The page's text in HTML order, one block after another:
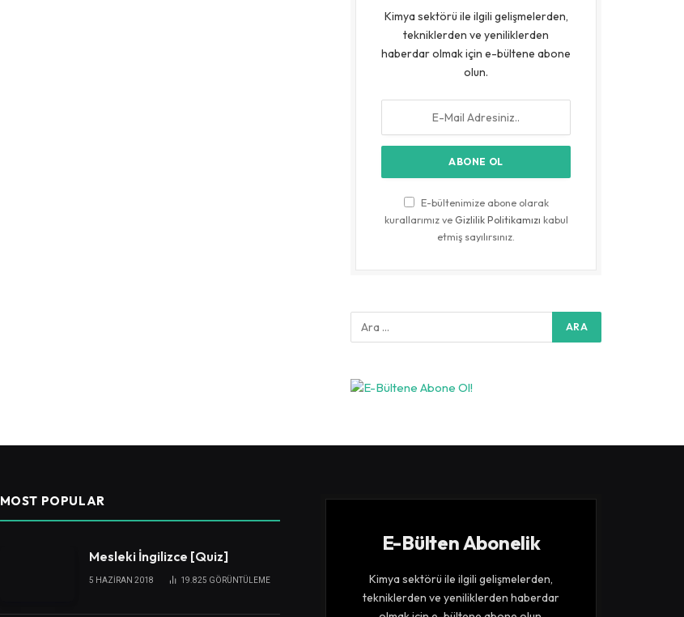
Kimya sektörü ile ilgili gelişmelerden,
tekniklerden ve yeniliklerden
haberdar olmak için e-bültene abone
olun.
E-bültenimize abone olarak
kurallarımız veGizlilik Politikamızı kabul
etmiş sayılırsınız.
MOST POPULAR
Mesleki İngilizce [Quiz]
5 HAZIRAN 2018 19.825 GÖRÜNTÜLEME
E-Bülten Abonelik
Kimya sektörü ile ilgili gelişmelerden,
tekniklerden ve yeniliklerden haberdar